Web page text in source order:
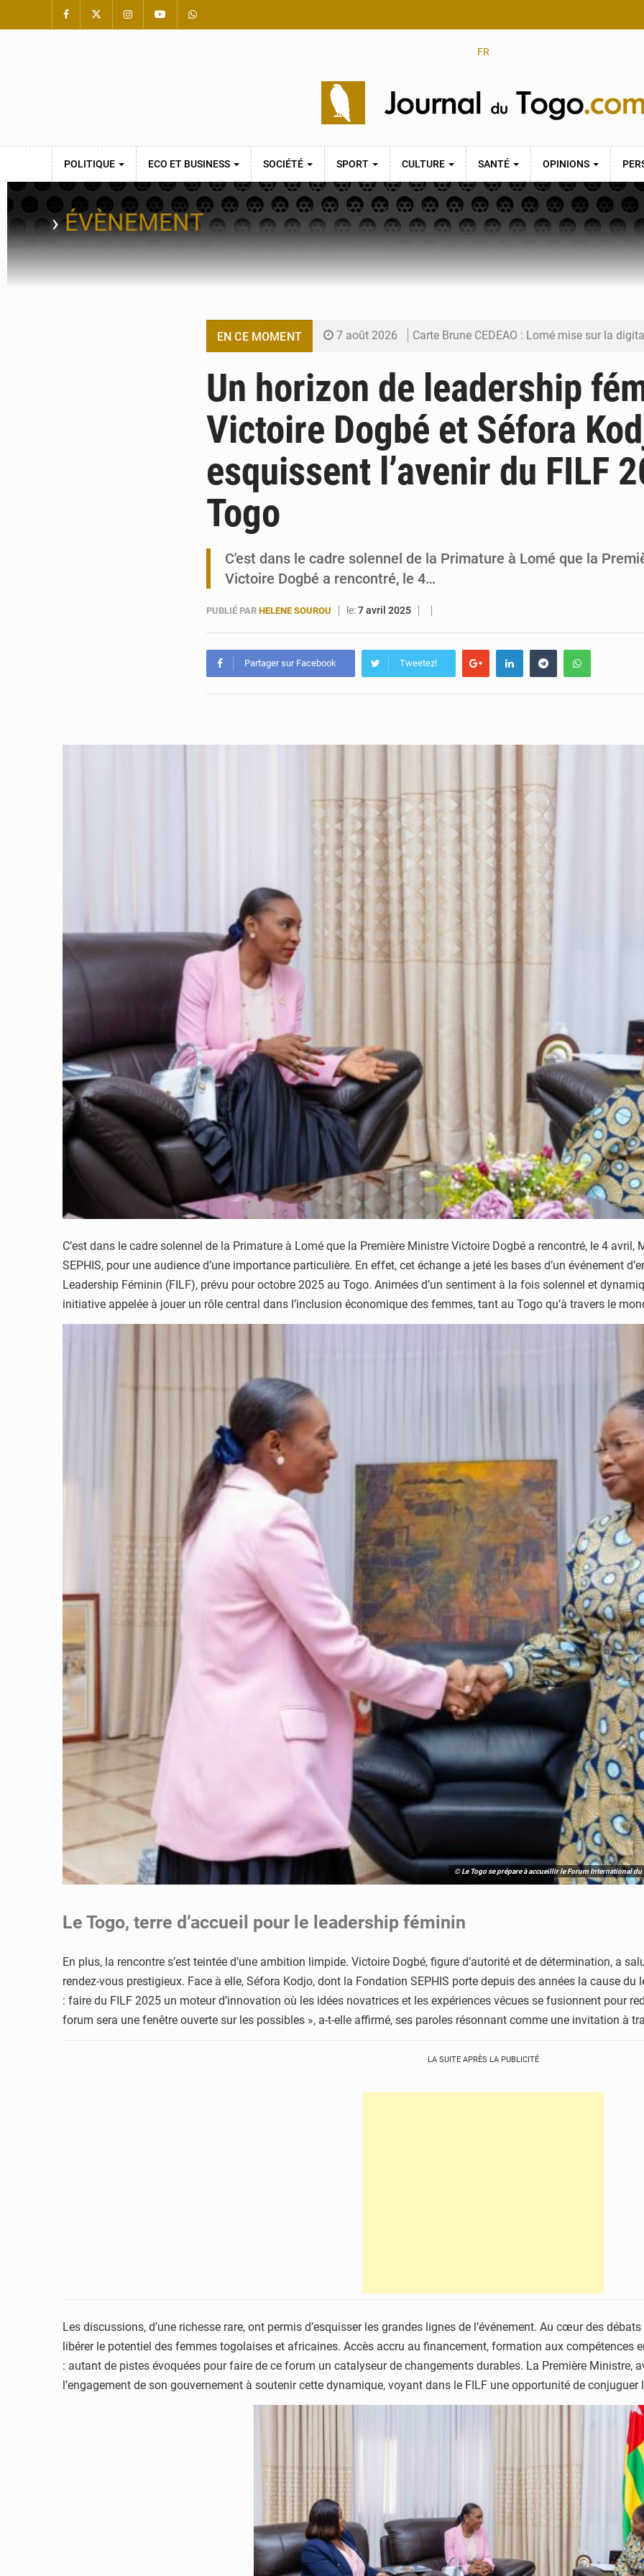
FR
POLITIQUE ECO ET BUSINESS SOCIÉTÉ SPORT CULTURE SANTÉ OPINIONS
›ÉVÈNEMENT
EN CE MOMENT 7 août 2026 Carte Brune CEDEAO : Lomé mise sur la
5 août 2026 Budget vert 2027 : Le ministère de l’Économie
5 août 2026 Travail domestique non rémunéré : à Saly, l’Afrique
5 août 2026 Maurice : Démission de la ministre Véronique
Un horizon de leadership
Victoire Dogbé et Séfora
esquissent l’avenir du FILF
Togo
C'est dans le cadre solennel de la Primature à Lomé que la
Victoire Dogbé a rencontré, le 4…
PUBLIÉ PAR HELENE SOUROU le:7 avril 2025
Partager sur Facebook Tweetez!
C’est dans le cadre solennel de la Primature à Lomé que la Première Ministre Victoire Dogbé a rencontré, le 4
SEPHIS, pour une audience d’une importance particulière. En effet, cet échange a jeté les bases d’un événement
Leadership Féminin (FILF), prévu pour octobre 2025 au Togo. Animées d’un sentiment à la fois solennel et
initiative appelée à jouer un rôle central dans l’inclusion économique des femmes, tant au Togo qu’à travers le
© Le Togo se prépare à accueillir le Forum International
Le Togo, terre d’accueil pour le leadership féminin
En plus, la rencontre s’est teintée d’une ambition limpide. Victoire Dogbé, figure d’autorité et de détermination, a
rendez-vous prestigieux. Face à elle, Séfora Kodjo, dont la Fondation SEPHIS porte depuis des années la cause
: faire du FILF 2025 un moteur d’innovation où les idées novatrices et les expériences vécues se fusionnent pour
forum sera une fenêtre ouverte sur les possibles », a-t-elle affirmé, ses paroles résonnant comme une invitation à
LA SUITE APRÈS LA PUBLICITÉ
Les discussions, d’une richesse rare, ont permis d’esquisser les grandes lignes de l’événement. Au cœur des
libérer le potentiel des femmes togolaises et africaines. Accès accru au financement, formation aux compétences
: autant de pistes évoquées pour faire de ce forum un catalyseur de changements durables. La Première Ministre,
l’engagement de son gouvernement à soutenir cette dynamique, voyant dans le FILF une opportunité de